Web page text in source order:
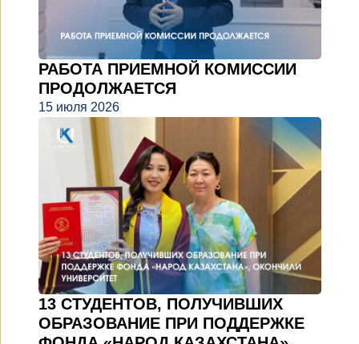
РАБОТА ПРИЕМНОЙ КОМИССИИ
ПРОДОЛЖАЕТСЯ
15 июля 2026
13 СТУДЕНТОВ, ПОЛУЧИВШИХ
ОБРАЗОВАНИЕ ПРИ ПОДДЕРЖКЕ